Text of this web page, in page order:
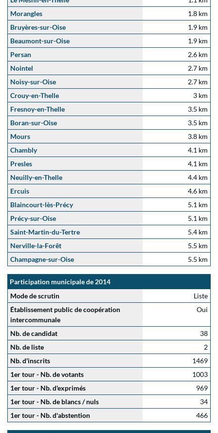
Morangles
1.8 km
Bruyères-sur-Oise
1.9 km
Beaumont-sur-Oise
1.9 km
Persan
2.6 km
Nointel
2.7 km
Noisy-sur-Oise
2.7 km
Crouy-en-Thelle
3 km
Fresnoy-en-Thelle
3.5 km
Boran-sur-Oise
3.5 km
Mours
3.8 km
Chambly
4.1 km
Presles
4.1 km
Neuilly-en-Thelle
4.4 km
Ercuis
4.6 km
Blaincourt-lès-Précy
5.1 km
Précy-sur-Oise
5.1 km
Saint-Martin-du-Tertre
5.4 km
Nerville-la-Forêt
5.5 km
Champagne-sur-Oise
5.5 km
Participation municipale de 2014
Mode de scrutin
Liste
Établissement public de coopération
intercommunale
Oui
Nb. de candidat
38
Nb. de liste
2
Nb. d'inscrits
1469
1er tour - Nb. de votants
1003
1er tour - Nb. d'exprimés
969
1er tour - Nb. de blancs / nuls
34
1er tour - Nb. d'abstention
466